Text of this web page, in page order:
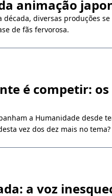
animação
década, diversas produções
de fãs fervorosa.
é competir:
a Humanidade desde
vez dos dez mais no tema?
a voz